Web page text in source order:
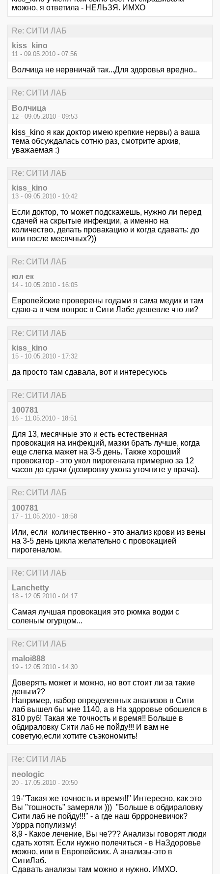
можно, я ответила - НЕЛЬЗЯ. ИМХО
Re: СИТИ ЛАБ
kiss_kino
11 - 09.05.2010 - 07:56
Волчица не нервничай так...Для здоровья вредно..
Re: СИТИ ЛАБ
Волчица
12 - 09.05.2010 - 09:53
kiss_kino я как доктор имею крепкие нервы) а ваша
тема обсуждалась сотню раз, смотрите архив,
уважаемая :)
Re: СИТИ ЛАБ
kiss_kino
13 - 09.05.2010 - 10:42
Если доктор, то может подскажешь, нужно ли перед
сдачей на скрытые инфекции, а именно на
количество, делать провакацию и когда сдавать: до
или после месячных?))
Re: СИТИ ЛАБ
юл ек
14 - 10.05.2010 - 16:05
Европейские проверены годами я сама медик и там
сдаю-а в чем вопрос в Сити Лабе дешевле что ли?
Re: СИТИ ЛАБ
kiss_kino
15 - 10.05.2010 - 17:32
да просто там сдавала, вот и интересуюсь
Re: СИТИ ЛАБ
100781
16 - 11.05.2010 - 18:51
Для 13, месячные это и есть естественная
провокация на инфекций, мазки брать лучше, когда
еще слегка мажет на 3-5 день. Также хороший
провокатор - это укол пирогенала примерно за 12
часов до сдачи (дозировку укола уточните у врача).
Re: СИТИ ЛАБ
100781
17 - 11.05.2010 - 18:58
Или, если количественно - это анализ крови из вены
на 3-5 день цикла желательно с провокацией
пирогеналом.
Re: СИТИ ЛАБ
Lanchetty
18 - 12.05.2010 - 04:17
Самая лучшая провокация это рюмка водки с
соленым огурцом...
Re: СИТИ ЛАБ
maloi888
19 - 12.05.2010 - 14:30
Доверять может и можно, но вот стоит ли за такие
деньги??
Например, набор определенных анализов в Сити
лаб вышел бы мне 1140, а в На здоровье обошелся в
810 руб! Такая же точность и время!! Больше в
обдираловку Сити лаб не пойду!!! И вам не
советую,если хотите съэкономить!
Re: СИТИ ЛАБ
neologic
20 - 17.05.2010 - 20:50
19-"Такая же точность и время!!" Интересно, как это
Вы "тошность" замеряли ))) "Больше в обдираловку
Сити лаб не пойду!!!" - а где наш бррроневичок?
Уррра популизму!
8,9 - Какое лечение, Вы че??? Анализы говорят люди
сдать хотят. Если нужно полечиться - в НаЗдоровье
можно, или в Европейских. А анализы-это в
СитиЛаб.
Сдавать анализы там можно и нужно. ИМХО.